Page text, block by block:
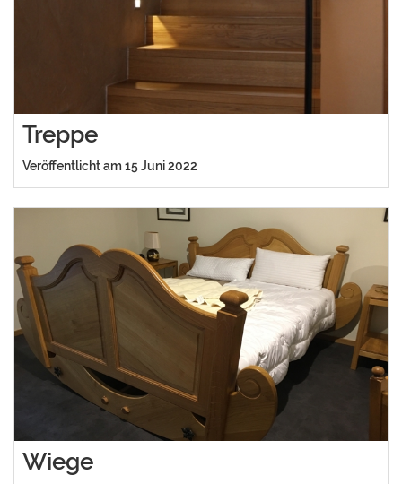
Treppe
Veröffentlicht am 15 Juni 2022
Wiege